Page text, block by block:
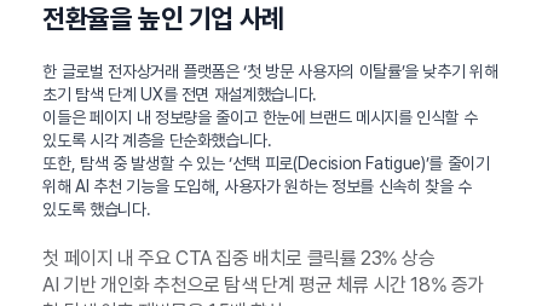
전환율을 높인 기업 사례
한 글로벌 전자상거래 플랫폼은 ‘첫 방문 사용자의 이탈률’을 낮추기 위해
초기 탐색 단계 UX를 전면 재설계했습니다.
이들은 페이지 내 정보량을 줄이고 한눈에 브랜드 메시지를 인식할 수
있도록 시각 계층을 단순화했습니다.
또한, 탐색 중 발생할 수 있는 ‘선택 피로(Decision Fatigue)’를 줄이기
위해 AI 추천 기능을 도입해, 사용자가 원하는 정보를 신속히 찾을 수
있도록 했습니다.
첫 페이지 내 주요 CTA 집중 배치로 클릭률 23% 상승
AI 기반 개인화 추천으로 탐색 단계 평균 체류 시간 18% 증가